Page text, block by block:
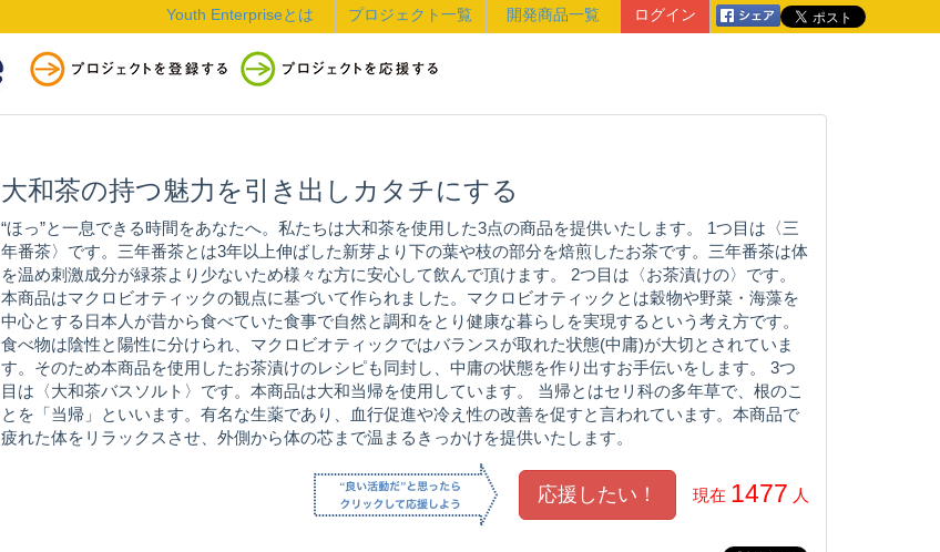
ログイン
開発商品一覧
プロジェクト一覧
Youth Enterpriseとは
大和茶の持つ魅力を引き出しカタチにする
“ほっ”と一息できる時間をあなたへ。私たちは大和茶を使用した3点の商品を提供いたします。 1つ目は〈三
年番茶〉です。三年番茶とは3年以上伸ばした新芽より下の葉や枝の部分を焙煎したお茶です。三年番茶は体
を温め刺激成分が緑茶より少ないため様々な方に安心して飲んで頂けます。 2つ目は〈お茶漬けの〉です。
本商品はマクロビオティックの観点に基づいて作られました。マクロビオティックとは穀物や野菜・海藻を
中心とする日本人が昔から食べていた食事で自然と調和をとり健康な暮らしを実現するという考え方です。
食べ物は陰性と陽性に分けられ、マクロビオティックではバランスが取れた状態(中庸)が大切とされていま
す。そのため本商品を使用したお茶漬けのレシピも同封し、中庸の状態を作り出すお手伝いをします。 3つ
目は〈大和茶バスソルト〉です。本商品は大和当帰を使用しています。 当帰とはセリ科の多年草で、根のこ
とを「当帰」といいます。有名な生薬であり、血行促進や冷え性の改善を促すと言われています。本商品で
疲れた体をリラックスさせ、外側から体の芯まで温まるきっかけを提供いたします。
現在 1477 人